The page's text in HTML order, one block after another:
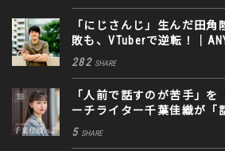
「にじさんじ」生んだ田
敗も、VTuberで逆転！｜
282 SHARE
「人前で話すのが苦手」
ーチライター千葉佳織が「
に込めた思い
5 SHARE